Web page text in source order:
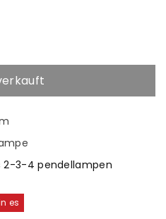
2-3-4 pendellampen
es